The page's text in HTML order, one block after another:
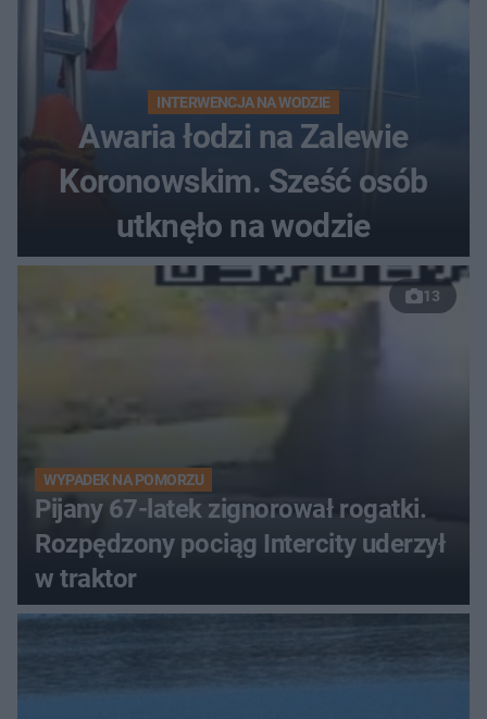
INTERWENCJA NA WODZIE
Awaria łodzi na Zalewie
Koronowskim. Sześć osób
utknęło na wodzie
13
WYPADEK NA POMORZU
Pijany 67-latek zignorował rogatki.
Rozpędzony pociąg Intercity uderzył
w traktor